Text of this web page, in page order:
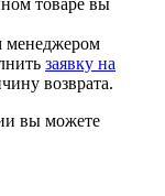
товаре вы
менеджером
заявку на
возврата.
вы можете